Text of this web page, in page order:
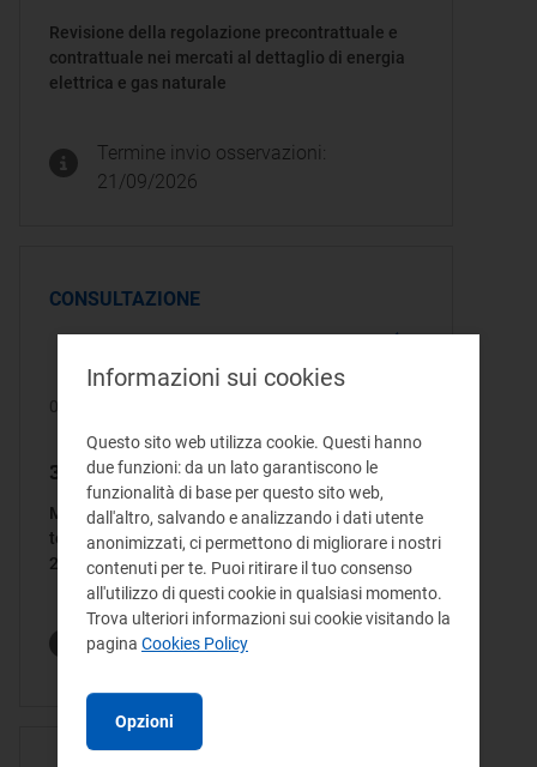
Revisione della regolazione precontrattuale e
contrattuale nei mercati al dettaglio di energia
elettrica e gas naturale
Termine invio osservazioni:
21/09/2026
CONSULTAZIONE
06/08/2026
303/2026/R/gas
Modalità attuative del servizio di interrompibilità
tecnica, di cui al decreto ministeriale 21 ottobre
2022
Termine invio osservazioni:
Informazioni sui cookies
Questo sito web utilizza cookie. Questi hanno
due funzioni: da un lato garantiscono le
funzionalità di base per questo sito web,
dall'altro, salvando e analizzando i dati utente
anonimizzati, ci permettono di migliorare i nostri
contenuti per te. Puoi ritirare il tuo consenso
all'utilizzo di questi cookie in qualsiasi momento.
Trova ulteriori informazioni sui cookie visitando la
pagina Cookies Policy
Opzioni